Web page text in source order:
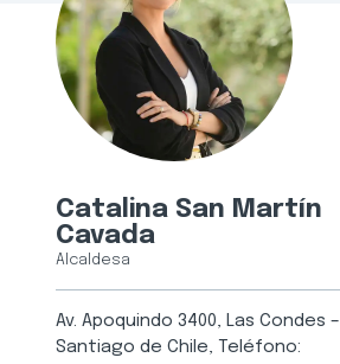
Catalina San Martín
Cavada
Alcaldesa
Av. Apoquindo 3400, Las Condes –
Santiago de Chile, Teléfono: